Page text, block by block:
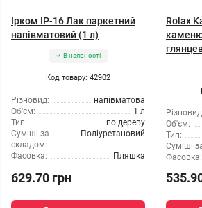
Ірком ІР-16 Лак паркетний
напівматовий (1 л)
В наявності
Код товару: 42902
Різновид:
напівматова
Об'єм:
1 л
Тип:
по дереву
Суміші за
складом:
Поліуретановий
Фасовка: Пляшка
629.70 грн
Rolax
Об'єм:
Тип:
Суміші
Фасовка: